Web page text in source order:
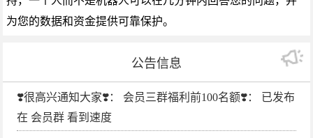
为您的数据和资金提供可靠保护。
公告信息
❣️很高兴通知大家❣️： 会员三群福利前100名额❣️： 已发布
在 会员群 看到速度